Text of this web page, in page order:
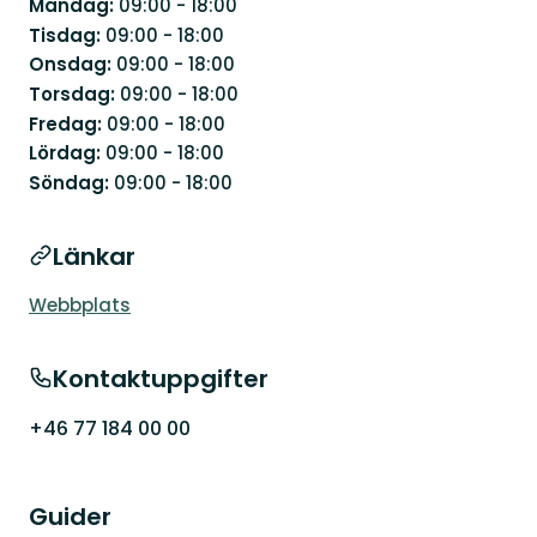
Måndag: 09:00 - 18:00
Tisdag: 09:00 - 18:00
Onsdag: 09:00 - 18:00
Torsdag: 09:00 - 18:00
Fredag: 09:00 - 18:00
Lördag: 09:00 - 18:00
Söndag: 09:00 - 18:00
Länkar
Webbplats
Kontaktuppgifter
+46 77 184 00 00
Guider